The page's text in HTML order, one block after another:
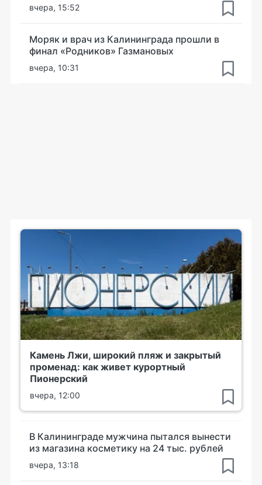
вчера, 15:52
Моряк и врач из Калининграда прошли в
финал «Родников» Газмановых
вчера, 10:31
Камень Лжи, широкий пляж и закрытый
променад: как живет курортный
Пионерский
вчера, 12:00
В Калининграде мужчина пытался вынести
из магазина косметику на 24 тыс. рублей
вчера, 13:18